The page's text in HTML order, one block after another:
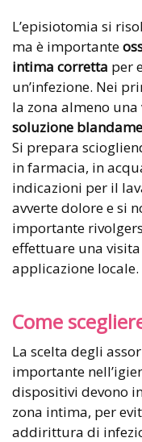
L’episiotomia si
ma è importante
intima corretta per
un’infezione. Nei
la zona almeno
soluzione
Si prepara
in farmacia, in
indicazioni per il
avverte dolore e si
importante
effettuare una
applicazione locale.
Come
La scelta degli
importante
dispositivi devono
zona intima, per
addirittura di